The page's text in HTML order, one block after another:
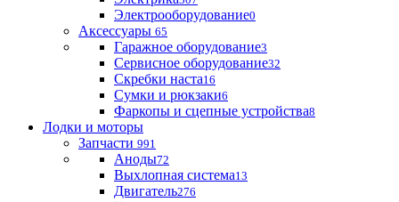
Электрооборудование0
Аксессуары 65
Гаражное оборудование3
Сервисное оборудование32
Скребки наста16
Сумки и рюкзаки6
Фаркопы и сцепные устройства8
Лодки и моторы
Запчасти 991
Аноды72
Выхлопная система13
Двигатель276